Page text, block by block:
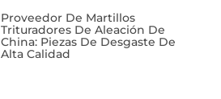
Proveedor De Martillos
Trituradores De Aleación De
China: Piezas De Desgaste De
Alta Calidad